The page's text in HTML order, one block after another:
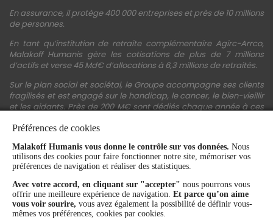
En assurance, il protège 400 000 entreprises et près de 10 millions
de personnes.
En tant qu’institution de retraite complémentaire Agirc-Arrco,
Malakoff Humanis gère les cotisations de plus de 7 millions
d’actifs et verse 45 Md€ d’allocations à 6,3 millions de retraités.
Sur le plan social et sociétal, le Groupe accompagne ses clients
fragilisés et est engagé sur le handicap, le cancer, le bien-vieillir
et les aidants. Près de 200 M€ sont dédiés chaque année à ces
financière et la performance du Groupe sont confirmées par une
notation A+ attribuée depuis 4 ans par S&P Global Ratings et
Fitch Ratings. Sur les plans extra-financiers, Malakoff Humanis
figure parmi les 2% des entreprises les mieux notées au monde
en matière de critères RSE (Ecovadis, niveau Gold - 81/100 en
2026). Enfin, Malakoff Humanis est certifié Top Employer France
par le Top Employers Institute depuis 3 ans.
Préférences de cookies
Malakoff Humanis vous donne le contrôle sur vos données. Nous
utilisons des cookies pour faire fonctionner notre site, mémoriser vos
préférences de navigation et réaliser des statistiques.
Avec votre accord, en cliquant sur "accepter" nous pourrons vous
offrir une meilleure expérience de navigation. Et parce qu’on aime
vous voir sourire, vous avez également la possibilité de définir vous-
mêmes vos préférences, cookies par cookies.